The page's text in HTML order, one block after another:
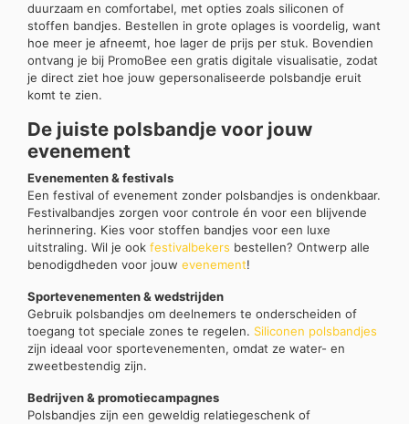
duurzaam en comfortabel, met opties zoals siliconen of
stoffen bandjes. Bestellen in grote oplages is voordelig, want
hoe meer je afneemt, hoe lager de prijs per stuk. Bovendien
ontvang je bij PromoBee een gratis digitale visualisatie, zodat
je direct ziet hoe jouw gepersonaliseerde polsbandje eruit
komt te zien.
De juiste polsbandje voor jouw
evenement
Evenementen & festivals
Een festival of evenement zonder polsbandjes is ondenkbaar.
Festivalbandjes zorgen voor controle én voor een blijvende
herinnering. Kies voor stoffen bandjes voor een luxe
uitstraling. Wil je ook festivalbekers bestellen? Ontwerp alle
benodigdheden voor jouw evenement!
Sportevenementen & wedstrijden
Gebruik polsbandjes om deelnemers te onderscheiden of
toegang tot speciale zones te regelen. Siliconen polsbandjes
zijn ideaal voor sportevenementen, omdat ze water- en
zweetbestendig zijn.
Bedrijven & promotiecampagnes
Polsbandjes zijn een geweldig relatiegeschenk of